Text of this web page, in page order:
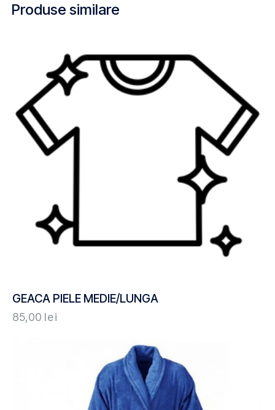
Produse similare
GEACA PIELE MEDIE/LUNGA
85,00 lei